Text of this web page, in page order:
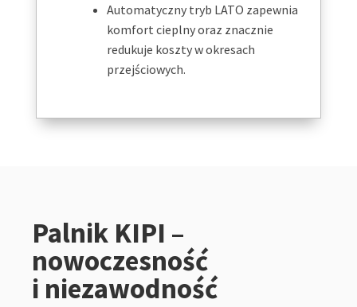
Automatyczny tryb LATO zapewnia
komfort cieplny oraz znacznie
redukuje koszty w okresach
przejściowych.
Palnik KIPI –
nowoczesność
i niezawodność